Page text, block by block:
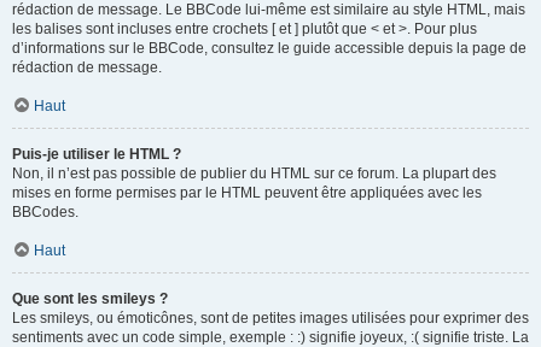
rédaction de message. Le BBCode lui-même est similaire au style HTML, mais
les balises sont incluses entre crochets [ et ] plutôt que < et >. Pour plus
d’informations sur le BBCode, consultez le guide accessible depuis la page de
rédaction de message.
Haut
Puis-je utiliser le HTML ?
Non, il n’est pas possible de publier du HTML sur ce forum. La plupart des
mises en forme permises par le HTML peuvent être appliquées avec les
BBCodes.
Haut
Que sont les smileys ?
Les smileys, ou émoticônes, sont de petites images utilisées pour exprimer des
sentiments avec un code simple, exemple : :) signifie joyeux, :( signifie triste. La